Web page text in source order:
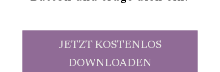
JETZT KOSTENLOS
DOWNLOADEN